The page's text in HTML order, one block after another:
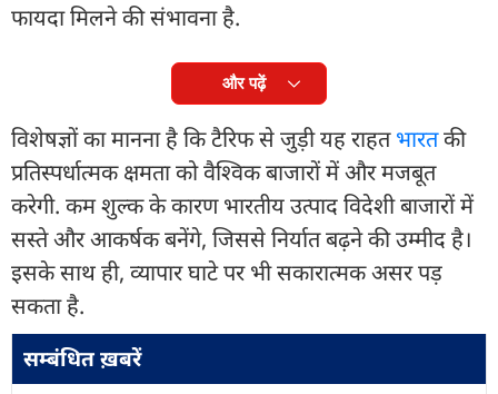
फायदा मिलने की संभावना है.
और पढ़ें
विशेषज्ञों का मानना है कि टैरिफ से जुड़ी यह राहतभारतकी
प्रतिस्पर्धात्मक क्षमता को वैश्विक बाजारों में और मजबूत
करेगी. कम शुल्क के कारण भारतीय उत्पाद विदेशी बाजारों में
सस्ते और आकर्षक बनेंगे, जिससे निर्यात बढ़ने की उम्मीद है।
इसके साथ ही, व्यापार घाटे पर भी सकारात्मक असर पड़
सकता है.
सम्बंधित ख़बरें